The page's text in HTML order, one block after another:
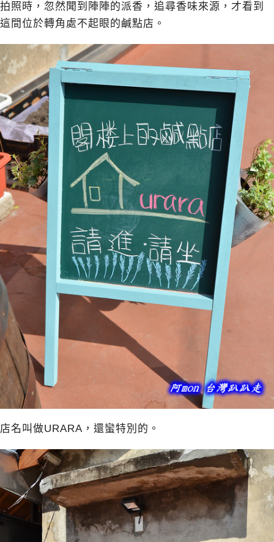
拍照時，忽然聞到陣陣的派香，追尋香味來源，才看到
這間位於轉角處不起眼的鹹點店。
店名叫做URARA，還蠻特別的。